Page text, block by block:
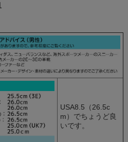
USA8.5（26.5c
m）でちょうど良
いです。